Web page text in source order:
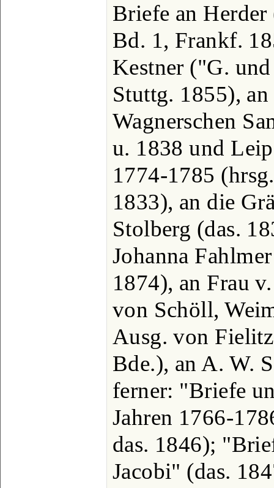
Briefe an
Bd. 1, Frankf.
Kestner ("G.
Stuttg. 1855),
Wagnerschen
u. 1838 und
1774-1785
1833), an die
Stolberg (das.
Johanna
1874), an Frau
von Schöll,
Ausg. von
Bde.), an A. W.
ferner: "Briefe
Jahren 1766-
das. 1846);
Jacobi" (das.